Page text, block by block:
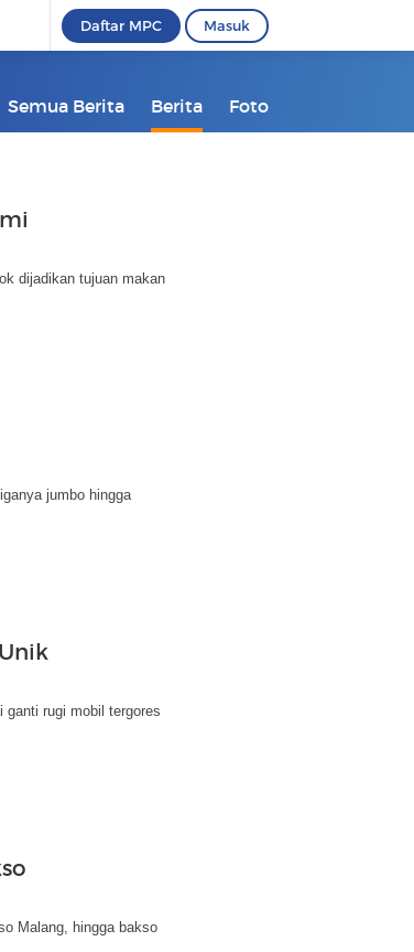
Daftar MPC Masuk
Semua Berita Berita Foto
dijadikan tujuan makan
jumbo hingga
ganti rugi mobil tergores
Malang, hingga bakso